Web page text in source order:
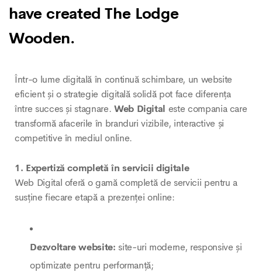
have created The Lodge
Wooden.
Într-o lume digitală în continuă schimbare, un website
eficient și o strategie digitală solidă pot face diferența
între succes și stagnare. Web Digital este compania care
transformă afacerile în branduri vizibile, interactive și
competitive în mediul online.
1. Expertiză completă în servicii digitale
Web Digital oferă o gamă completă de servicii pentru a
susține fiecare etapă a prezenței online:
Dezvoltare website: site-uri moderne, responsive și
optimizate pentru performanță;